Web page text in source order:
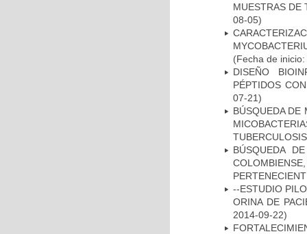
MUESTRAS DE
08-05)
(Fecha de
DISEÑO
PÉPTIDOS
07-21)
BÚSQUEDA DE
BÚSQUEDA
--ESTUDIO
ORINA DE
2014-09-22)